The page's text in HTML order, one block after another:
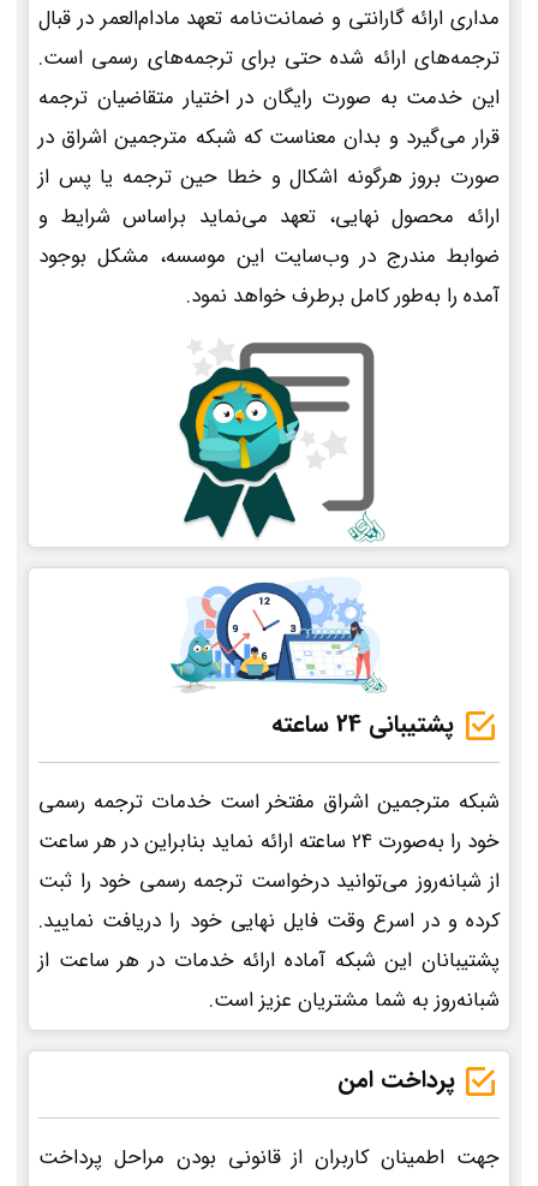
مداری ارائه گارانتی و ضمانت‌نامه تعهد مادام‌العمر در قبال
ترجمه‌های ارائه شده حتی برای ترجمه‌های رسمی است.
این خدمت به صورت رایگان در اختیار متقاضیان ترجمه
قرار می‌گیرد و بدان معناست که شبکه مترجمین اشراق در
صورت بروز هرگونه اشکال و خطا حین ترجمه یا پس از
ارائه محصول نهایی، تعهد می‌نماید براساس شرایط و
ضوابط مندرج در وب‌سایت این موسسه، مشکل بوجود
آمده را به‌طور کامل برطرف خواهد نمود.
پشتیبانی 24 ساعته
شبکه مترجمین اشراق مفتخر است خدمات ترجمه رسمی
خود را به‌صورت 24 ساعته ارائه نماید بنابراین در هر ساعت
از شبانه‌روز می‌توانید درخواست ترجمه رسمی خود را ثبت
کرده و در اسرع وقت فایل نهایی خود را دریافت نمایید.
پشتیبانان این شبکه آماده ارائه خدمات در هر ساعت از
شبانه‌روز به شما مشتریان عزیز است.
پرداخت امن
جهت اطمینان کاربران از قانونی بودن مراحل پرداخت